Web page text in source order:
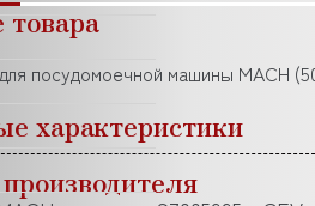
товара
посудомоечной машины MACH
характеристики